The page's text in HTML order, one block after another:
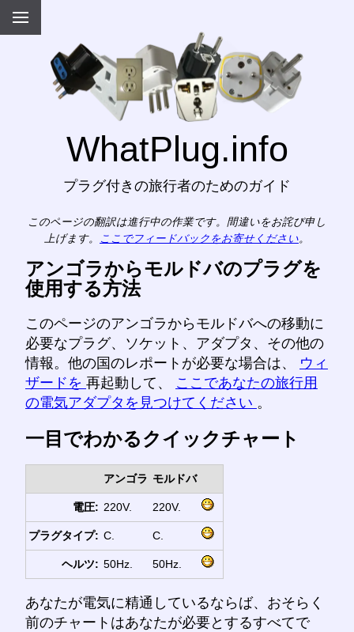
WhatPlug.info
プラグ付きの旅行者のためのガイド
このページの翻訳は進行中の作業です。間違いをお詫び申し
上げます。
ここでフィードバックをお寄せください。
アンゴラからモルドバのプラグを
使用する方法
このページのアンゴラからモルドバへの移動に
必要なプラグ、ソケット、アダプタ、その他の
情報。他の国のレポートが必要な場合は、 ウィ
ザードを 再起動して、 ここであなたの旅行用
の電気アダプタを見つけてください 。
一目でわかるクイックチャート
アンゴラ モルドバ
電圧: 220V. 220V.
プラグタイプ: C. C.
ヘルツ: 50Hz. 50Hz.
あなたが電気に精通しているならば、おそらく
前のチャートはあなたが必要とするすべてで